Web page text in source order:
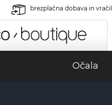
brezplačna dobava in
Očala